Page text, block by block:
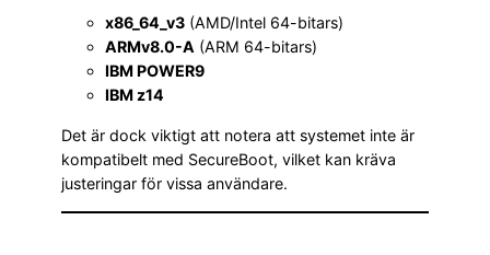
x86_64_v3 (AMD/Intel 64-bitars)
ARMv8.0-A (ARM 64-bitars)
IBM POWER9
IBM z14
Det är dock viktigt att notera att systemet inte är
kompatibelt med SecureBoot, vilket kan kräva
justeringar för vissa användare.